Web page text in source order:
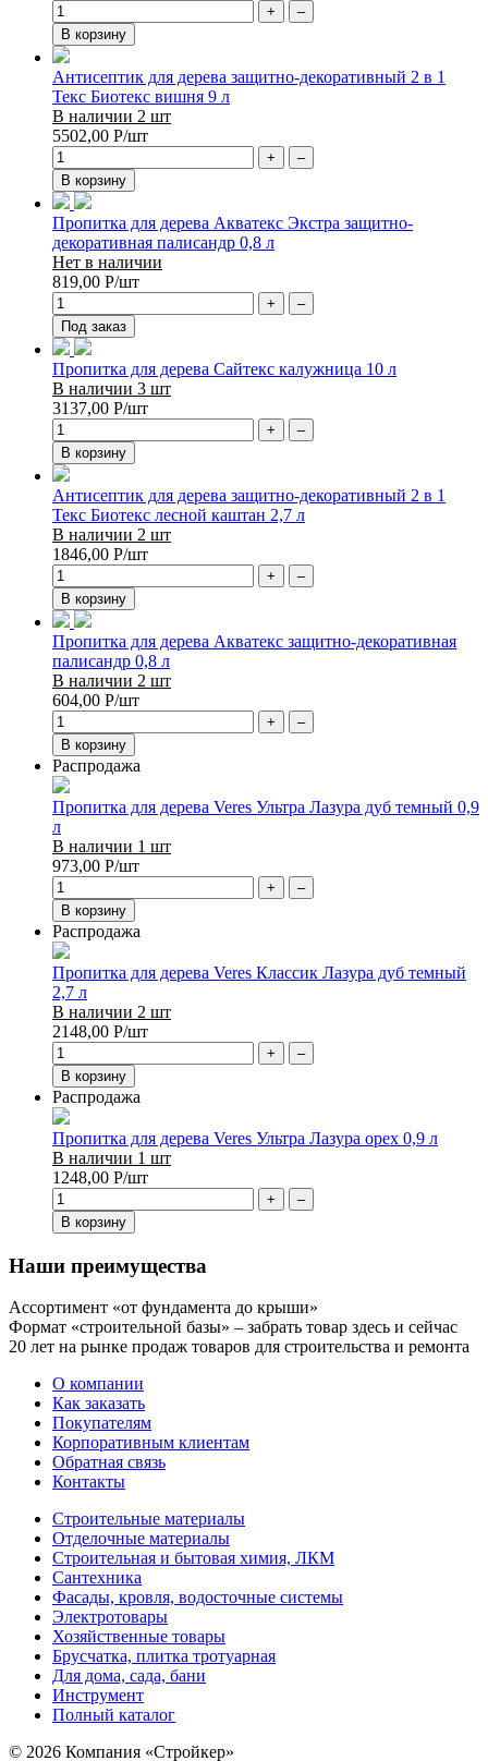
+
–
В корзину
Антисептик для дерева защитно-декоративный 2 в 1
Текс Биотекс вишня 9 л
В наличии 2 шт
5502,00 Р/шт
+
–
В корзину
Пропитка для дерева Акватекс Экстра защитно-
декоративная палисандр 0,8 л
Нет в наличии
819,00 Р/шт
+
–
Под заказ
Пропитка для дерева Сайтекс калужница 10 л
В наличии 3 шт
3137,00 Р/шт
+
–
В корзину
Антисептик для дерева защитно-декоративный 2 в 1
Текс Биотекс лесной каштан 2,7 л
В наличии 2 шт
1846,00 Р/шт
+
–
В корзину
Пропитка для дерева Акватекс защитно-декоративная
палисандр 0,8 л
В наличии 2 шт
604,00 Р/шт
+
–
В корзину
Распродажа
Пропитка для дерева Veres Ультра Лазура дуб темный 0,9
л
В наличии 1 шт
973,00 Р/шт
+
–
В корзину
Распродажа
Пропитка для дерева Veres Классик Лазура дуб темный
2,7 л
В наличии 2 шт
2148,00 Р/шт
+
–
В корзину
Распродажа
Пропитка для дерева Veres Ультра Лазура орех 0,9 л
В наличии 1 шт
1248,00 Р/шт
+
–
В корзину
Наши преимущества
Ассортимент «от фундамента до крыши»
Формат «строительной базы» – забрать товар здесь и сейчас
20 лет на рынке продаж товаров для строительства и ремонта
О компании
Как заказать
Покупателям
Корпоративным клиентам
Обратная связь
Контакты
Строительные материалы
Отделочные материалы
Строительная и бытовая химия, ЛКМ
Сантехника
Фасады, кровля, водосточные системы
Электротовары
Хозяйственные товары
Брусчатка, плитка тротуарная
Для дома, сада, бани
Инструмент
Полный каталог
© 2026 Компания «Стройкер»